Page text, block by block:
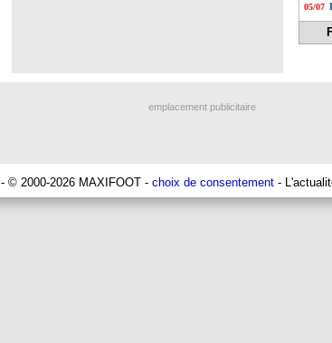
05/07
...
emplacement publicitaire
- © 2000-2026 MAXIFOOT - choix de consentement -